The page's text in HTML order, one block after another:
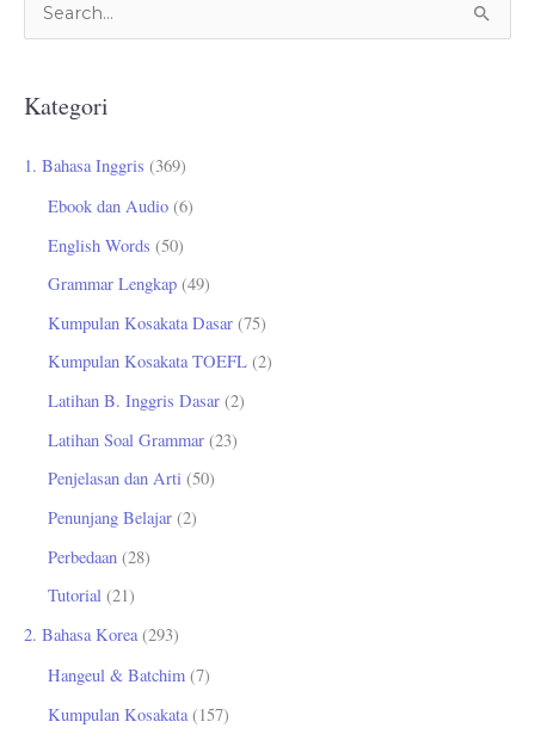
i
u
Kategori
1. Bahasa Inggris (369)
Ebook dan Audio (6)
English Words (50)
Grammar Lengkap (49)
Kumpulan Kosakata Dasar (75)
Kumpulan Kosakata TOEFL (2)
Latihan B. Inggris Dasar (2)
Latihan Soal Grammar (23)
Penjelasan dan Arti (50)
Penunjang Belajar (2)
Perbedaan (28)
Tutorial (21)
2. Bahasa Korea(293)
Hangeul & Batchim (7)
Kumpulan Kosakata (157)